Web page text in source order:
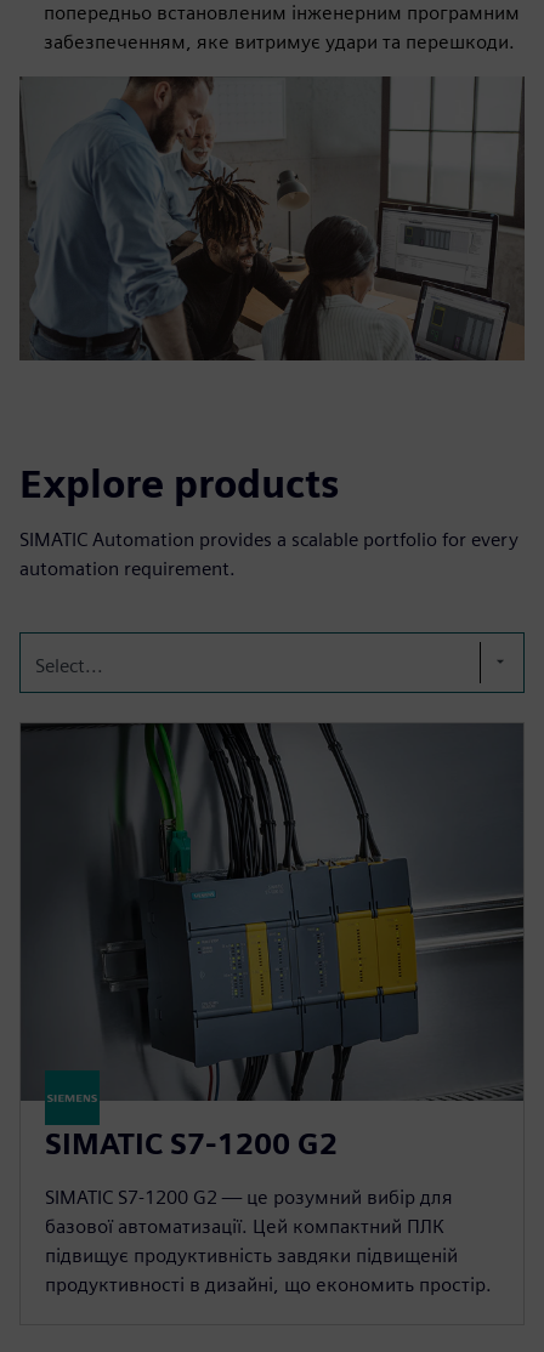
попередньо встановленим інженерним програмним
забезпеченням, яке витримує удари та перешкоди.
Explore products
SIMATIC Automation provides a scalable portfolio for every
automation requirement.
Select...
SIMATIC S7-1200 G2
SIMATIC S7-1200 G2 — це розумний вибір для
базової автоматизації. Цей компактний ПЛК
підвищує продуктивність завдяки підвищеній
продуктивності в дизайні, що економить простір.